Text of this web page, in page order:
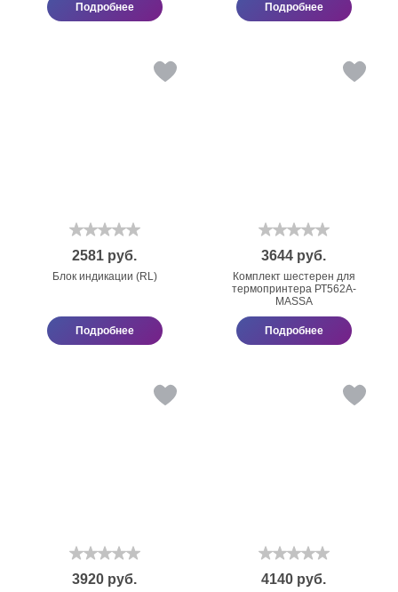
Подробнее Подробнее
2581 руб.
Блок индикации (RL)
Подробнее
3644 руб.
Комплект шестерен для
термопринтера РТ562А-
МАSSА
Подробнее
3920 руб. 4140 руб.